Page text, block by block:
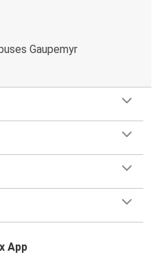
Gaupemyr
App